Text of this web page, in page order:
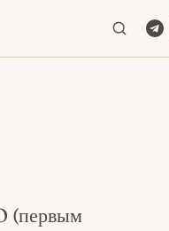
(первым